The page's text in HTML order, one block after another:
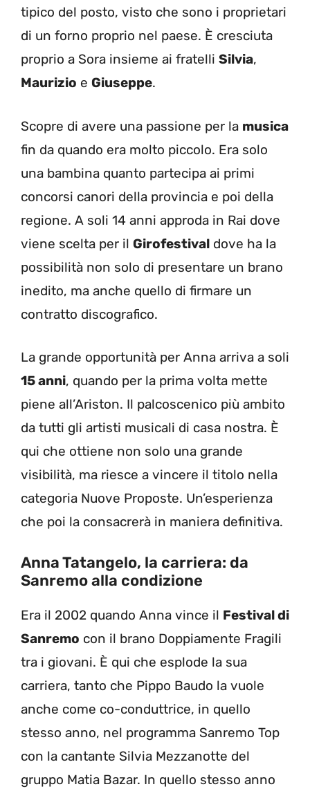
tipico del posto, visto che sono i proprietari
di un forno proprio nel paese. È cresciuta
proprio a Sora insieme ai fratelli Silvia,
Maurizio e Giuseppe.
Scopre di avere una passione per la musica
fin da quando era molto piccolo. Era solo
una bambina quanto partecipa ai primi
concorsi canori della provincia e poi della
regione. A soli 14 anni approda in Rai dove
viene scelta per il Girofestival dove ha la
possibilità non solo di presentare un brano
inedito, ma anche quello di firmare un
contratto discografico.
La grande opportunità per Anna arriva a soli
15 anni, quando per la prima volta mette
piene all’Ariston. Il palcoscenico più ambito
da tutti gli artisti musicali di casa nostra. È
qui che ottiene non solo una grande
visibilità, ma riesce a vincere il titolo nella
categoria Nuove Proposte. Un’esperienza
che poi la consacrerà in maniera definitiva.
Anna Tatangelo, la carriera: da
Sanremo alla condizione
Era il 2002 quando Anna vince il Festival di
Sanremo con il brano Doppiamente Fragili
tra i giovani. È qui che esplode la sua
carriera, tanto che Pippo Baudo la vuole
anche come co-conduttrice, in quello
stesso anno, nel programma Sanremo Top
con la cantante Silvia Mezzanotte del
gruppo Matia Bazar. In quello stesso anno